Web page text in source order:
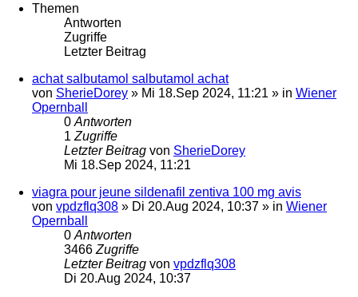
Themen
Antworten
Zugriffe
Letzter Beitrag
achat salbutamol salbutamol achat
von SherieDorey » Mi 18.Sep 2024, 11:21 » in Wiener
Opernball
0 Antworten
1 Zugriffe
Letzter Beitrag von SherieDorey
Mi 18.Sep 2024, 11:21
viagra pour jeune sildenafil zentiva 100 mg avis
von vpdzflq308 » Di 20.Aug 2024, 10:37 » in Wiener
Opernball
0 Antworten
3466 Zugriffe
Letzter Beitrag von vpdzflq308
Di 20.Aug 2024, 10:37